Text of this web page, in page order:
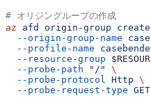
# オリジングループの作成
az afd origin-group create
  --origin-group-name
  --profile-name
  --resource-group
  --probe-path
"/"
\
  --probe-protocol
Http \
  --probe-request-type
GET